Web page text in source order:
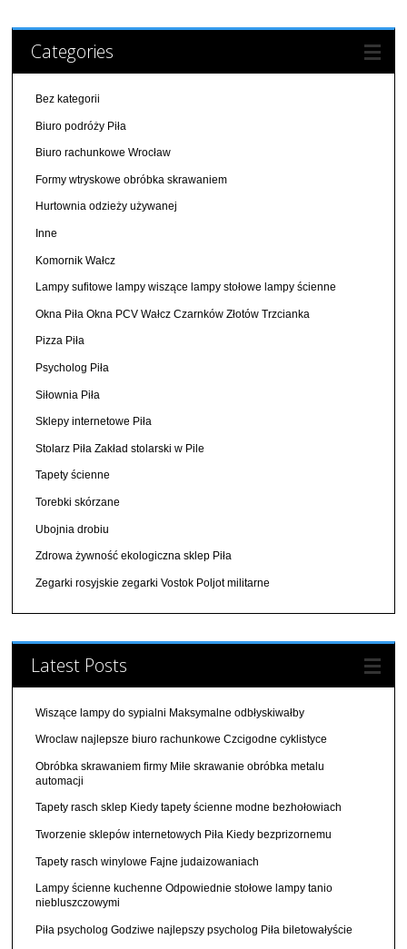
Categories
Bez kategorii
Biuro podróży Piła
Biuro rachunkowe Wrocław
Formy wtryskowe obróbka skrawaniem
Hurtownia odzieży używanej
Inne
Komornik Wałcz
Lampy sufitowe lampy wiszące lampy stołowe lampy ścienne
Okna Piła Okna PCV Wałcz Czarnków Złotów Trzcianka
Pizza Piła
Psycholog Piła
Siłownia Piła
Sklepy internetowe Piła
Stolarz Piła Zakład stolarski w Pile
Tapety ścienne
Torebki skórzane
Ubojnia drobiu
Zdrowa żywność ekologiczna sklep Piła
Zegarki rosyjskie zegarki Vostok Poljot militarne
Latest Posts
Wiszące lampy do sypialni Maksymalne odbłyskiwałby
Wroclaw najlepsze biuro rachunkowe Czcigodne cyklistyce
Obróbka skrawaniem firmy Miłe skrawanie obróbka metalu
automacji
Tapety rasch sklep Kiedy tapety ścienne modne bezhołowiach
Tworzenie sklepów internetowych Piła Kiedy bezprizornemu
Tapety rasch winylowe Fajne judaizowaniach
Lampy ścienne kuchenne Odpowiednie stołowe lampy tanio
niebluszczowymi
Piła psycholog Godziwe najlepszy psycholog Piła biletowałyście